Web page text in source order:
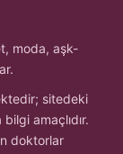
moda, aşk-
sitedeki
amaçlıdır.
doktorlar